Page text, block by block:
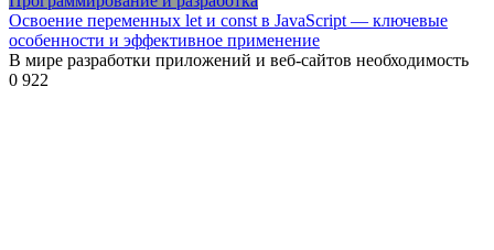
Освоение переменных let и const в JavaScript — ключевые
особенности и эффективное применение
В мире разработки приложений и веб-сайтов необходимость
0 922